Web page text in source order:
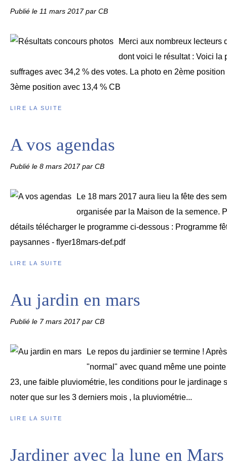
Publié le 11 mars 2017par CB
Merci aux nombreux lecteurs
dont voici le résultat : Voici la
suffrages avec 34,2 % des votes. La photo en 2ème
3ème position avec 13,4 % CB
LIRE LA SUITE
A vos agendas
Publié le 8 mars 2017par CB
Le 18 mars 2017 aura lieu la fête des
organisée par la Maison de la semence.
détails télécharger le programme ci-dessous : Programme
paysannes - flyer18mars-def.pdf
LIRE LA SUITE
Au jardin en mars
Publié le 7 mars 2017par CB
Le repos du jardinier se termine !
"normal" avec quand même une
23, une faible pluviométrie, les conditions pour le jardinage
noter que sur les 3 derniers mois , la pluviométrie...
LIRE LA SUITE
Jardiner avec la lune en Mars